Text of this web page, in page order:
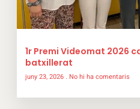
1r Premi Videomat 2026
batxillerat
juny 23, 2026 No hi ha comentaris